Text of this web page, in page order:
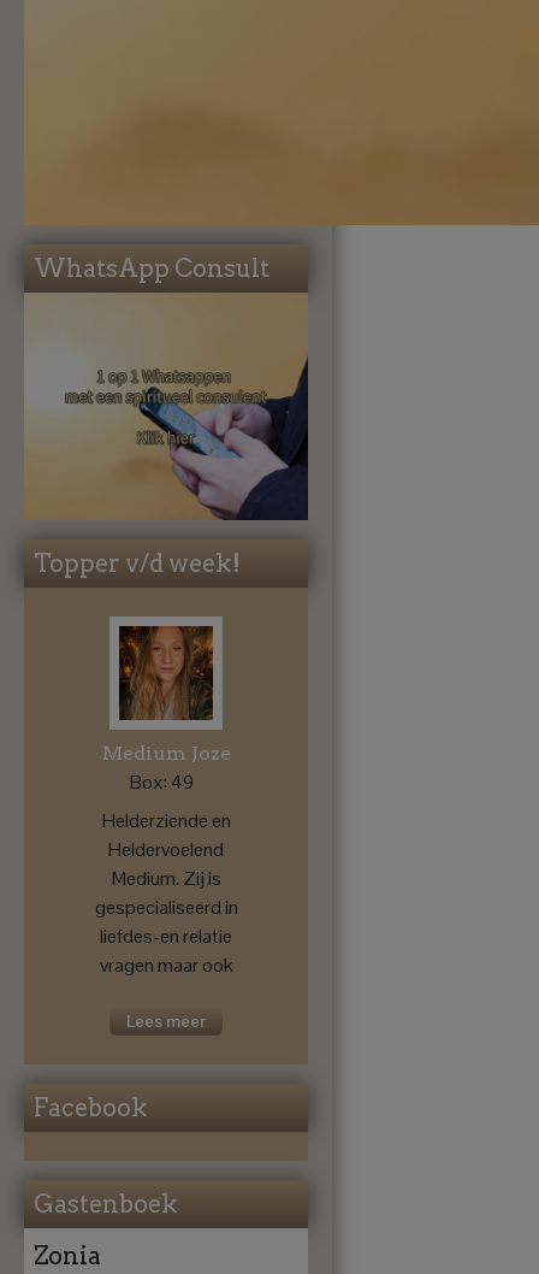
WhatsApp Consult
Topper v/d week!
Medium Joze
Box: 49
Helderziende en
Heldervoelend
Medium. Zij is
gespecialiseerd in
liefdes-en relatie
vragen maar ook
toekomstprognose
Lees meer
Facebook
Gastenboek
Zonia